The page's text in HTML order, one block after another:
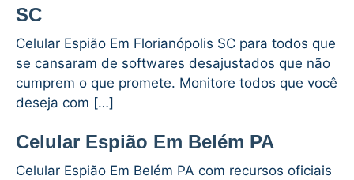
SC
Celular Espião Em Florianópolis SC para todos que
se cansaram de softwares desajustados que não
cumprem o que promete. Monitore todos que você
deseja com […]
Celular Espião Em Belém PA
Celular Espião Em Belém PA com recursos oficiais